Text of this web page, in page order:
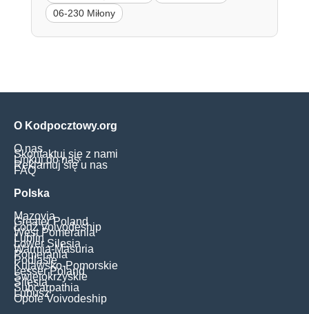
06-230 Miłony
O Kodpocztowy.org
O nas
Skontaktuj się z nami
Linkuj do nas
Reklamuj się u nas
FAQ
Polska
Mazovia
Greater Poland
Łódź Voivodeship
West Pomerania
Lublin
Lower Silesia
Warmia-Masuria
Pomerania
Podlasie
Kujawsko-Pomorskie
Lesser Poland
Świętokrzyskie
Silesia
Subcarpathia
Lubusz
Opole Voivodeship